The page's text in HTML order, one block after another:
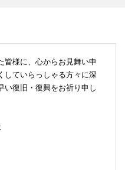
皆様に、心からお見舞い申
していらっしゃる方々に深
い復旧・復興をお祈り申し